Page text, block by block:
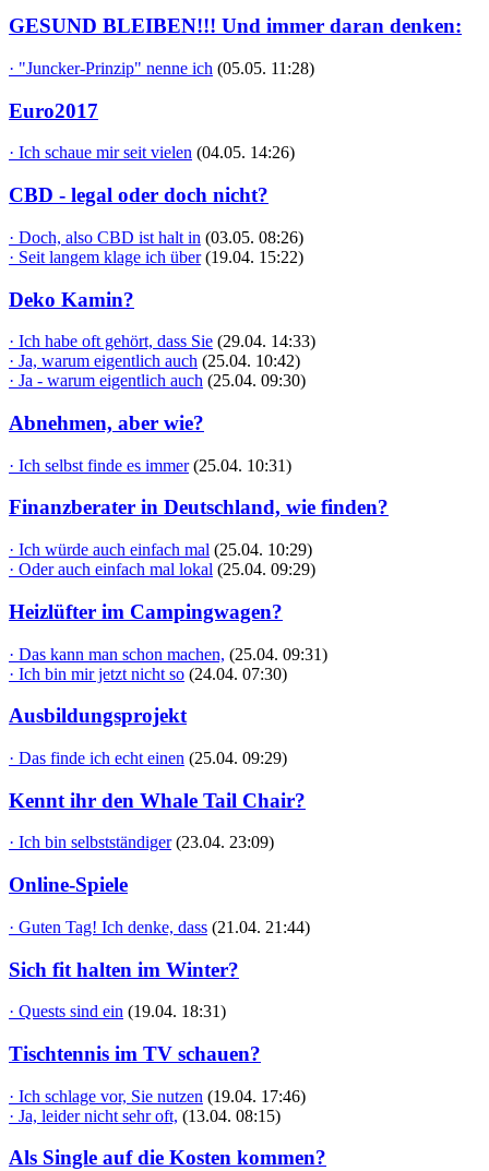
GESUND BLEIBEN!!! Und immer daran denken:
· "Juncker-Prinzip" nenne ich (05.05. 11:28)
Euro2017
· Ich schaue mir seit vielen (04.05. 14:26)
CBD - legal oder doch nicht?
· Doch, also CBD ist halt in (03.05. 08:26)
· Seit langem klage ich über (19.04. 15:22)
Deko Kamin?
· Ich habe oft gehört, dass Sie (29.04. 14:33)
· Ja, warum eigentlich auch (25.04. 10:42)
· Ja - warum eigentlich auch (25.04. 09:30)
Abnehmen, aber wie?
· Ich selbst finde es immer (25.04. 10:31)
Finanzberater in Deutschland, wie finden?
· Ich würde auch einfach mal (25.04. 10:29)
· Oder auch einfach mal lokal (25.04. 09:29)
Heizlüfter im Campingwagen?
· Das kann man schon machen, (25.04. 09:31)
· Ich bin mir jetzt nicht so (24.04. 07:30)
Ausbildungsprojekt
· Das finde ich echt einen (25.04. 09:29)
Kennt ihr den Whale Tail Chair?
· Ich bin selbstständiger (23.04. 23:09)
Online-Spiele
· Guten Tag! Ich denke, dass (21.04. 21:44)
Sich fit halten im Winter?
· Quests sind ein (19.04. 18:31)
Tischtennis im TV schauen?
· Ich schlage vor, Sie nutzen (19.04. 17:46)
· Ja, leider nicht sehr oft, (13.04. 08:15)
Als Single auf die Kosten kommen?